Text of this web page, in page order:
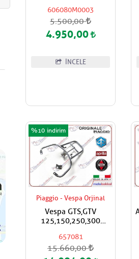
606080M0003
5.500,00
4.950,00
İNCELE
Piaggio - Vespa Orjinal
Vespa GTS,GTV
125,150,250,300
Piaggio,Vespa Orjinal
Çanta Aparatı
657081
%10
15.660,00